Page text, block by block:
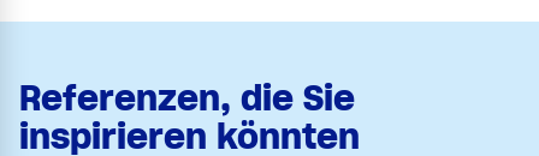
Referenzen, die Sie
inspirieren könnten